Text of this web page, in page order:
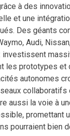
à des
et une
Des géants
Audi,
les prototypes et
autonomes
aussi la voie à
promettant
pourraient bien